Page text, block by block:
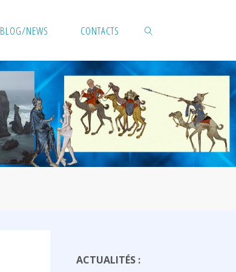
BLOG/NEWS CONTACTS
SEARCH
ACTUALITÉS :